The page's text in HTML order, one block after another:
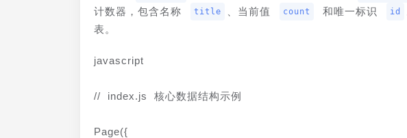
计数器，包含名称
title 、当前值 count 和唯一标识 id
表。
javascript
// index.js 核心数据结构示例
Page({